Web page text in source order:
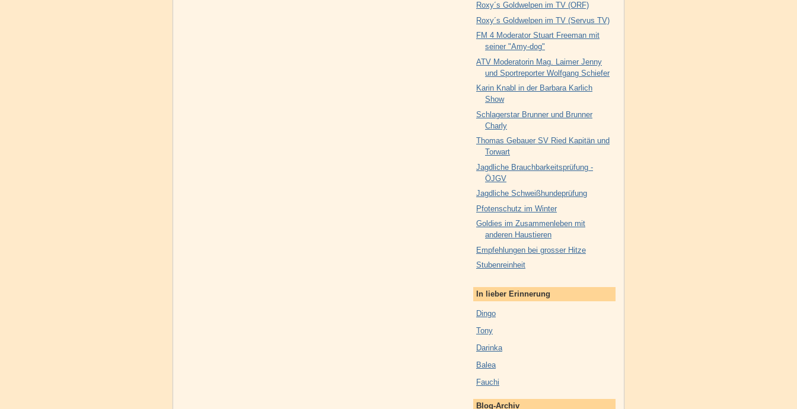
Roxy´s Goldwelpen im TV (ORF)
Roxy´s Goldwelpen im TV (Servus TV)
FM 4 Moderator Stuart Freeman mit
seiner "Amy-dog"
ATV Moderatorin Mag. Laimer Jenny
und Sportreporter Wolfgang Schiefer
Karin Knabl in der Barbara Karlich
Show
Schlagerstar Brunner und Brunner
Charly
Thomas Gebauer SV Ried Kapitän und
Torwart
Jagdliche Brauchbarkeitsprüfung -
ÖJGV
Jagdliche Schweißhundeprüfung
Pfotenschutz im Winter
Goldies im Zusammenleben mit
anderen Haustieren
Empfehlungen bei grosser Hitze
Stubenreinheit
In lieber Erinnerung
Dingo
Tony
Darinka
Balea
Fauchi
Blog-Archiv